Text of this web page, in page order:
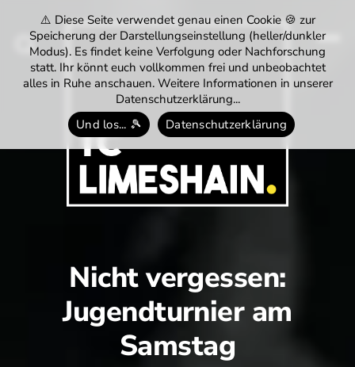
1974
e.V.
Nicht vergessen:
Jugendturnier am
Samstag
⚠️ Diese Seite verwendet genau einen Cookie 🍪 zur
Speicherung der Darstellungseinstellung (heller/dunkler
Modus). Es findet keine Verfolgung oder Nachforschung
statt. Ihr könnt euch vollkommen frei und unbeobachtet
alles in Ruhe anschauen. Weitere Informationen in unserer
Datenschutzerklärung...
Und los... 🎾
Datenschutzerklärung